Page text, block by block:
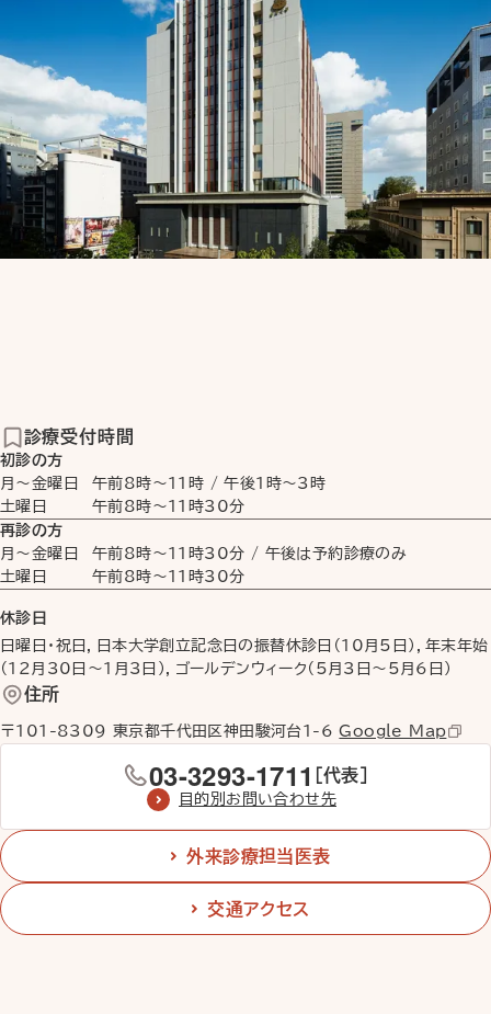
診療受付時間
初診の方
月〜金曜日
午前8時〜11時 /午後1時〜3時
土曜日
午前8時〜11時30分
再診の方
月〜金曜日
午前8時〜11時30分 / 午後は予約診療のみ
土曜日
午前8時〜11時30分
休診日
日曜日・祝日，日本大学創立記念日の振替休診日（10月5日），年末年始
（12月30日〜1月3日），ゴールデンウィーク（5月3日〜5月6日）
住所
〒101-8309 東京都千代田区神田駿河台1-6Google Map
03-3293-1711 ［代表］
目的別お問い合わせ先
外来診療担当医表
交通アクセス